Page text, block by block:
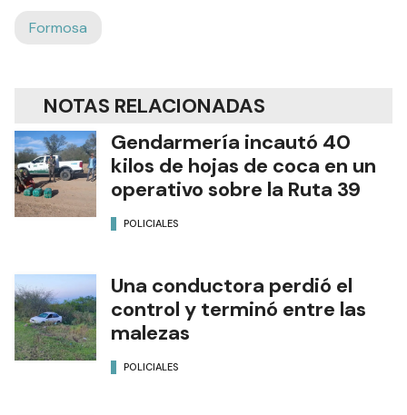
Formosa
NOTAS RELACIONADAS
Gendarmería incautó 40
kilos de hojas de coca en un
operativo sobre la Ruta 39
POLICIALES
Una conductora perdió el
control y terminó entre las
malezas
POLICIALES